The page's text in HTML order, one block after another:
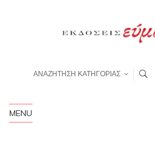
ΑΝΑΖΗΤΗΣΗ ΚΑΤΗΓΟΡΙΑΣ
MENU